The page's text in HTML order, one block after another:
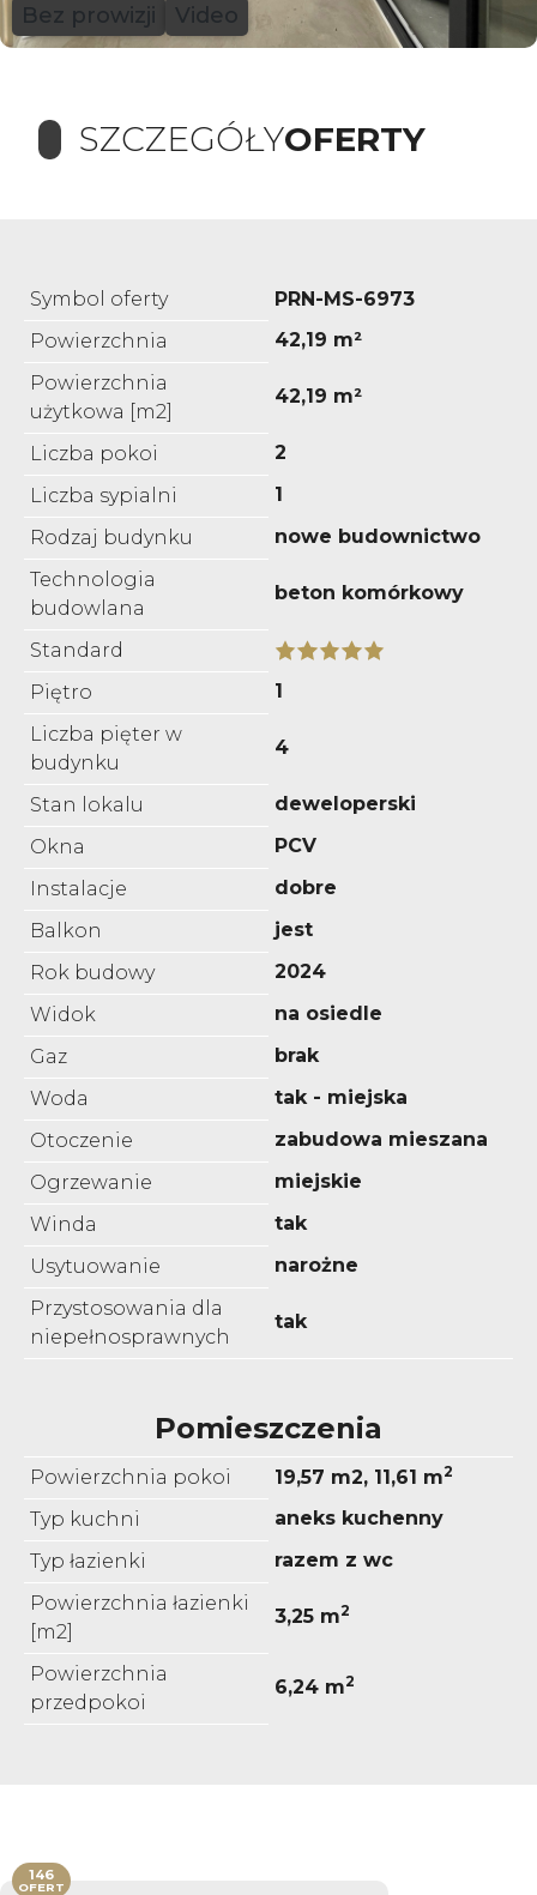
Bez prowizji Video
SZCZEGÓŁYOFERTY
Symbol oferty
PRN-MS-6973
Powierzchnia
42,19 m²
Powierzchnia
użytkowa [m2]
42,19 m²
Liczba pokoi
2
Liczba sypialni
1
Rodzaj budynku
nowe budownictwo
Technologia
budowlana
beton komórkowy
Standard
Piętro
1
Liczba pięter w
budynku
4
Stan lokalu
deweloperski
Okna
PCV
Instalacje
dobre
Balkon
jest
Rok budowy
2024
Widok
na osiedle
Gaz
brak
Woda
tak - miejska
Otoczenie
zabudowa mieszana
Ogrzewanie
miejskie
Winda
tak
Usytuowanie
narożne
Przystosowania dla
niepełnosprawnych
tak
Pomieszczenia
Powierzchnia pokoi 19,57 m2, 11,61 m2
Typ kuchni
aneks kuchenny
Typ łazienki
razem z wc
Powierzchnia łazienki
[m2]
3,25 m2
Powierzchnia
przedpokoi
6,24 m2
146
OFERT